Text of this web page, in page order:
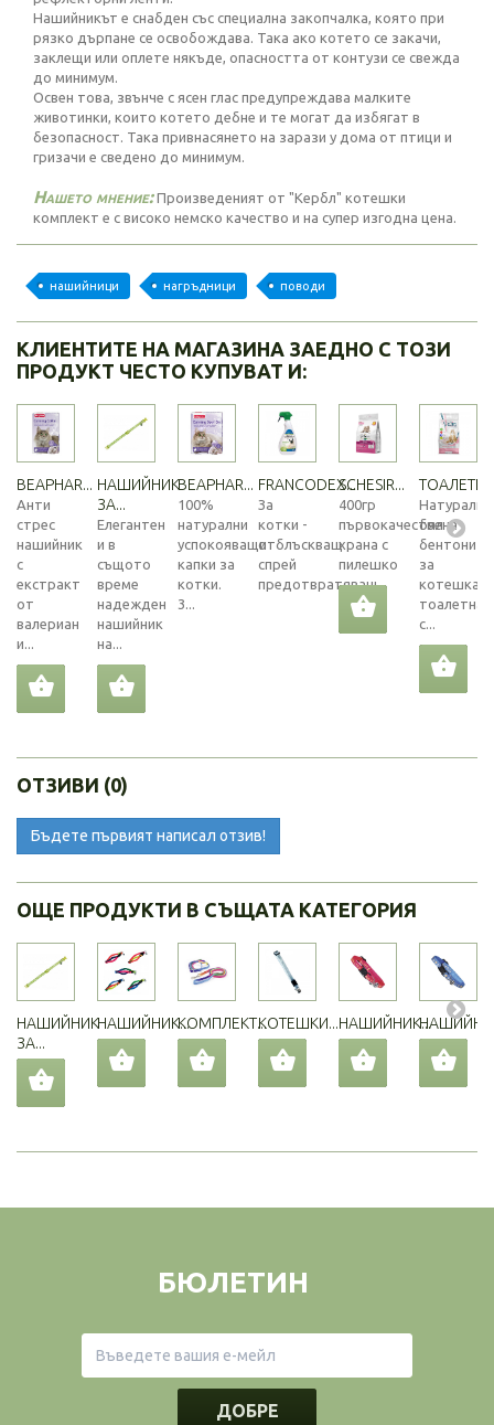
Нашийникът е снабден със специална закопчалка, която при
рязко дърпане се освобождава. Така ако котето се закачи,
заклещи или оплете някъде, опасността от контузи се свежда
до минимум.
Освен това, звънче с ясен глас предупреждава малките
животинки, които котето дебне и те могат да избягат в
безопасност. Така привнасянето на зарази у дома от птици и
гризачи е сведено до минимум.
Нашето мнение:Произведеният от "Кербл" котешки
комплект е с високо немско качество и на супер изгодна цена.
нашийници нагръдници поводи
КЛИЕНТИТЕ НА МАГАЗИНА ЗАЕДНО С ТОЗИ
ПРОДУКТ ЧЕСТО КУПУВАТ И:
BEAPHAR...
Анти
стрес
нашийник
с
екстракт
от
валериан
и...
НАШИЙНИК
ЗА...
Елегантен
и в
същото
време
надежден
нашийник
на...
BEAPHAR...
100%
натурални
успокояващи
капки за
котки.
3...
FRANCODEX...
За
котки -
отблъскващ
спрей
предотвратяващ...
SCHESIR...
400гр
първокачествена
храна с
пилешко
Натурално
бял
бентонит
за
котешка
тоалетна
с...
ОТЗИВИ (0)
Бъдете първият написал отзив!
ОЩЕ ПРОДУКТИ В СЪЩАТА КАТЕГОРИЯ
НАШИЙНИК
ЗА...
НАШИЙНИК...КОМПЛЕКТ...КОТЕШКИ...НАШИЙНИК...
БЮЛЕТИН
ДОБРЕ